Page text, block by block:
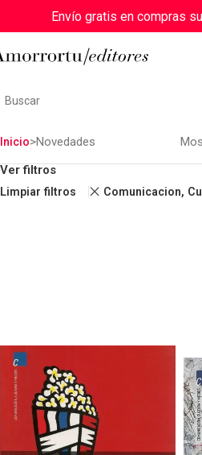
Envío gratis en compras
Inicio Novedades
Ver filtros
Limpiar filtros Comunicacion,